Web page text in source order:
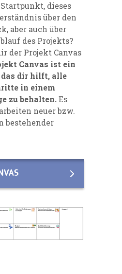
dieses
über den
aber auch über
des Projekts?
der Projekt Canvas
Canvas ist ein
dir hilft, alle
in einem
zu behalten.Es
neuer bzw.
bestehender